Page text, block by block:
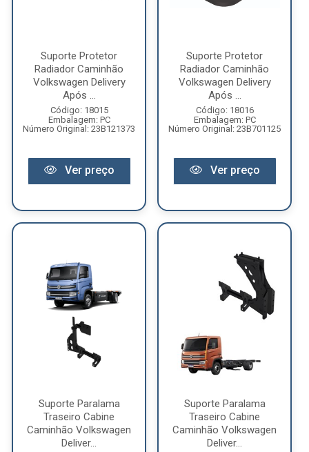
Suporte Protetor
Radiador Caminhão
Volkswagen Delivery
Após ...
Código: 18015
Embalagem: PC
Número Original: 23B121373
Ver preço
Suporte Protetor
Radiador Caminhão
Volkswagen Delivery
Após ...
Código: 18016
Embalagem: PC
Número Original: 23B701125
Ver preço
Suporte Paralama
Traseiro Cabine
Caminhão Volkswagen
Deliver...
Suporte Paralama
Traseiro Cabine
Caminhão Volkswagen
Deliver...